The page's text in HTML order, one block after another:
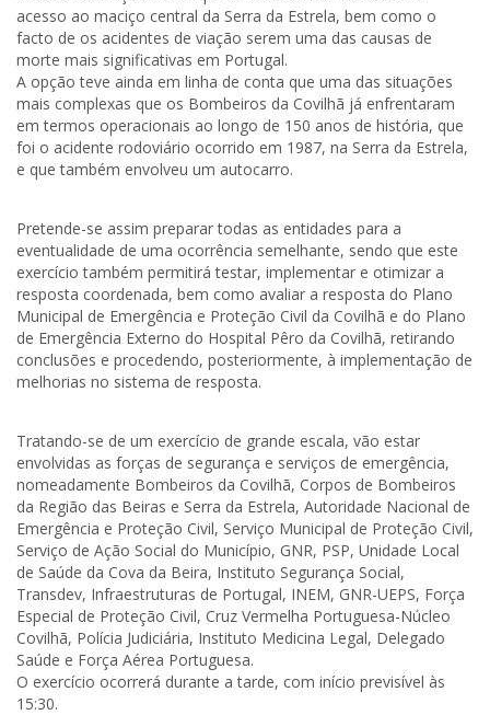
acesso ao maciço central da Serra da Estrela, bem como o
facto de os acidentes de viação serem uma das causas de
morte mais significativas em Portugal.
A opção teve ainda em linha de conta que uma das situações
mais complexas que os Bombeiros da Covilhã já enfrentaram
em termos operacionais ao longo de 150 anos de história, que
foi o acidente rodoviário ocorrido em 1987, na Serra da Estrela,
e que também envolveu um autocarro.
Pretende-se assim preparar todas as entidades para a
eventualidade de uma ocorrência semelhante, sendo que este
exercício também permitirá testar, implementar e otimizar a
resposta coordenada, bem como avaliar a resposta do Plano
Municipal de Emergência e Proteção Civil da Covilhã e do Plano
de Emergência Externo do Hospital Pêro da Covilhã, retirando
conclusões e procedendo, posteriormente, à implementação de
melhorias no sistema de resposta.
Tratando-se de um exercício de grande escala, vão estar
envolvidas as forças de segurança e serviços de emergência,
nomeadamente Bombeiros da Covilhã, Corpos de Bombeiros
da Região das Beiras e Serra da Estrela, Autoridade Nacional de
Emergência e Proteção Civil, Serviço Municipal de Proteção Civil,
Serviço de Ação Social do Município, GNR, PSP, Unidade Local
de Saúde da Cova da Beira, Instituto Segurança Social,
Transdev, Infraestruturas de Portugal, INEM, GNR-UEPS, Força
Especial de Proteção Civil, Cruz Vermelha Portuguesa-Núcleo
Covilhã, Polícia Judiciária, Instituto Medicina Legal, Delegado
Saúde e Força Aérea Portuguesa.
O exercício ocorrerá durante a tarde, com início previsível às
15:30.